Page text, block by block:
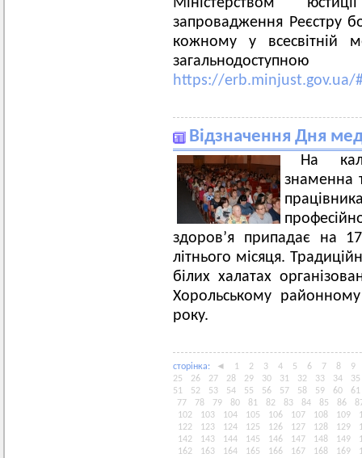
Міністерством
запровадження Реєстру
кожному у всесвітній
https://erb.minjust.gov.ua/
Відзначення Дня
На
знаменна
здоров’я припадає на
літнього місяця.
білих халатах
Хорольському
року.
сторiнка: ◄ 1 2 3 4 5 6 7 8
9
25
26 27 28 29 30 31 32 33 34
35
51
52 53 54 55 56 57 58 59 60
61
77
78 79 80 81 82 83 84 85 86
102
103 104 105 106 107 108 109
122
123 124 125 126 127 128 129
142
143 144 145 146 147 148 149
162
163 164 165 166 167 168 169